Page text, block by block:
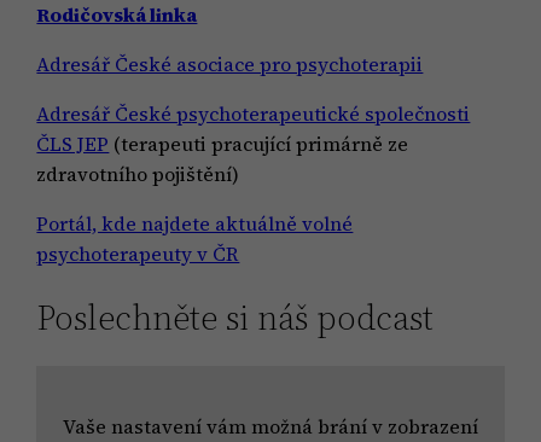
Rodičovská linka
Adresář České asociace pro psychoterapii
Adresář České psychoterapeutické společnosti
ČLS JEP (terapeuti pracující primárně ze
zdravotního pojištění)
Portál, kde najdete aktuálně volné
psychoterapeuty v ČR
Poslechněte si náš podcast
Vaše nastavení vám možná brání v zobrazení